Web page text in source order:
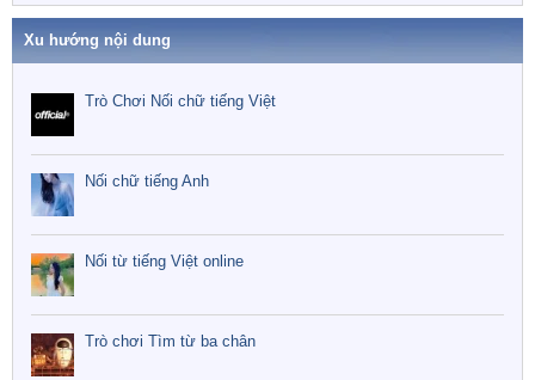
Xu hướng nội dung
Trò Chơi Nối chữ tiếng Việt
Nối chữ tiếng Anh
Nối từ tiếng Việt online
Trò chơi Tìm từ ba chân